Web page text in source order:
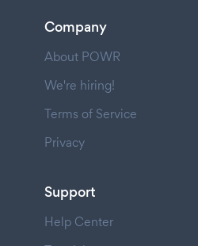
Company
About POWR
We're hiring!
Terms of Service
Privacy
Support
Help Center